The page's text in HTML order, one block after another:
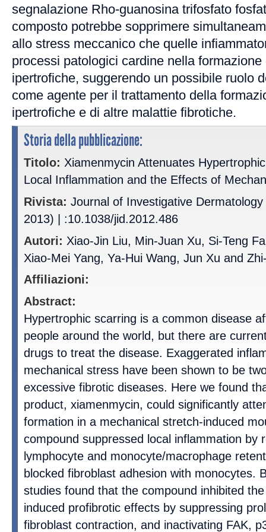
segnalazione Rho-guanosina trifosfato
composto potrebbe sopprimere
allo stress meccanico che quelle
processi patologici cardine nella
ipertrofiche, suggerendo un possibile ruolo
come agente per il trattamento della
ipertrofiche e di altre malattie fibrotiche.
Storia della pubblicazione:
Titolo: Xiamenmycin Attenuates
Local Inflammation and the Effects of
Rivista: Journal of Investigative
2013) | :10.1038/jid.2012.486
Autori: Xiao-Jin Liu, Min-Juan Xu, Si-Teng
Xiao-Mei Yang, Ya-Hui Wang, Jun Xu and
Affiliazioni:
Abstract:
Hypertrophic scarring is a common disease
people around the world, but there are
drugs to treat the disease. Exaggerated
mechanical stress have been shown to be
excessive fibrotic diseases. Here we found
product, xiamenmycin, could significantly
formation in a mechanical stretch-induced
compound suppressed local inflammation by
lymphocyte and monocyte/macrophage
blocked fibroblast adhesion with monocytes.
studies found that the compound inhibited
induced profibrotic effects by suppressing
fibroblast contraction, and inactivating FAK,